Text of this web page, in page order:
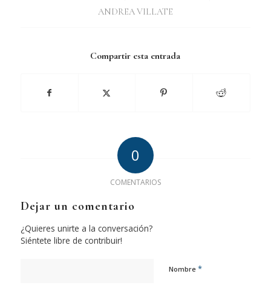
ANDREA VILLATE
Compartir esta entrada
0
COMENTARIOS
Dejar un comentario
¿Quieres unirte a la conversación?
Siéntete libre de contribuir!
Nombre *